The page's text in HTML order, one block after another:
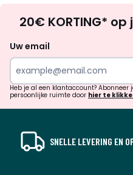
20€ KORTING*
Uw email
Heb je al een klantaccount?
persoonlijke ruimte door hier te
SNELLE LEVERING EN